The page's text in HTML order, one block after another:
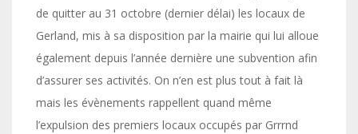
de quitter au 31 octobre (dernier délai) les locaux de
Gerland, mis à sa disposition par la mairie qui lui alloue
également depuis l’année dernière une subvention afin
d’assurer ses activités. On n’en est plus tout à fait là
mais les évènements rappellent quand même
l’expulsion des premiers locaux occupés par Grrrnd